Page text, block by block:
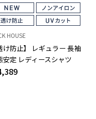
HOUSE
け防止】 レギュラー 長袖
安定 レディースシャツ